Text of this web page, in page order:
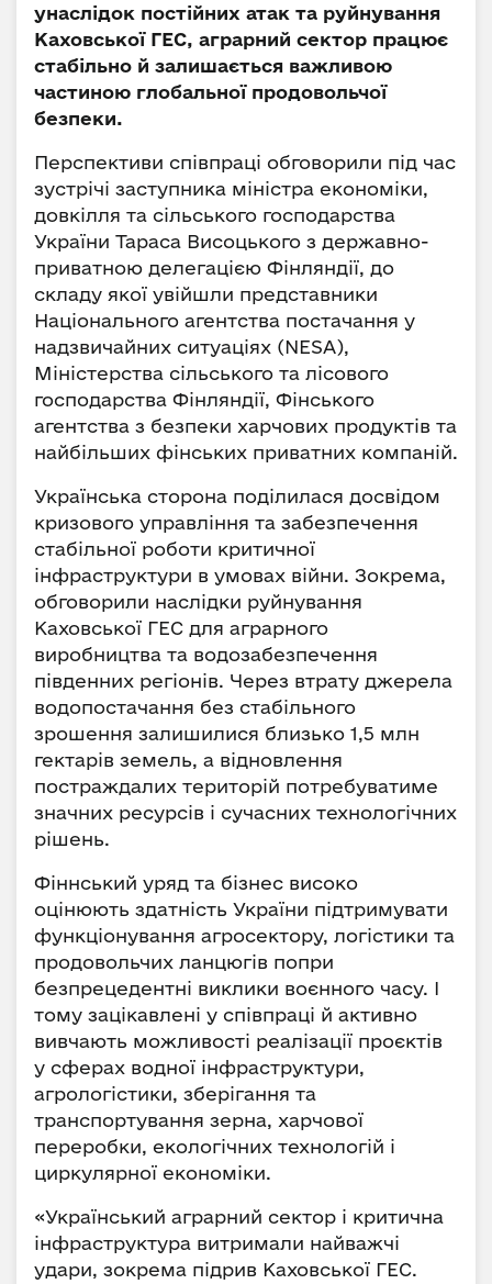
унаслідок постійних атак та руйнування
Каховської ГЕС, аграрний сектор працює
стабільно й залишається важливою
частиною глобальної продовольчої
безпеки.
Перспективи співпраці обговорили під час
зустрічі заступника міністра економіки,
довкілля та сільського господарства
України Тараса Висоцького з державно-
приватною делегацією Фінляндії, до
складу якої увійшли представники
Національного агентства постачання у
надзвичайних ситуаціях (NESA),
Міністерства сільського та лісового
господарства Фінляндії, Фінського
агентства з безпеки харчових продуктів та
найбільших фінських приватних компаній.
Українська сторона поділилася досвідом
кризового управління та забезпечення
стабільної роботи критичної
інфраструктури в умовах війни. Зокрема,
обговорили наслідки руйнування
Каховської ГЕС для аграрного
виробництва та водозабезпечення
південних регіонів. Через втрату джерела
водопостачання без стабільного
зрошення залишилися близько 1,5 млн
гектарів земель, а відновлення
постраждалих територій потребуватиме
значних ресурсів і сучасних технологічних
рішень.
Фіннський уряд та бізнес високо
оцінюють здатність України підтримувати
функціонування агросектору, логістики та
продовольчих ланцюгів попри
безпрецедентні виклики воєнного часу. І
тому зацікавлені у співпраці й активно
вивчають можливості реалізації проєктів
у сферах водної інфраструктури,
агрологістики, зберігання та
транспортування зерна, харчової
переробки, екологічних технологій і
циркулярної економіки.
«Український аграрний сектор і критична
інфраструктура витримали найважчі
удари, зокрема підрив Каховської ГЕС.